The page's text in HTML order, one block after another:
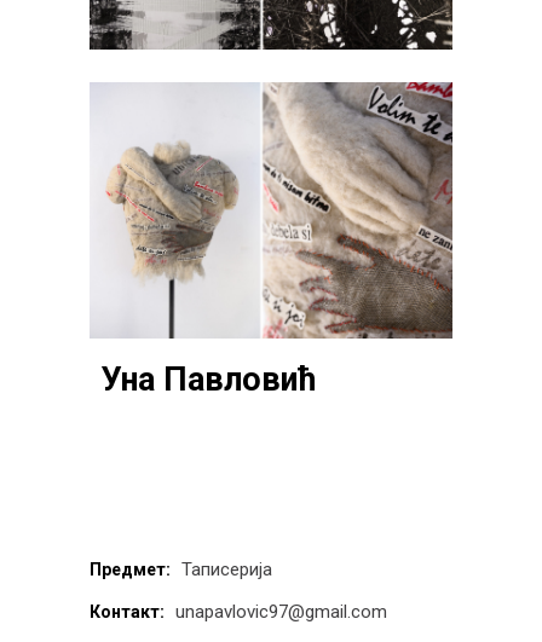
Уна Павловић
Предмет: Таписерија
Контакт:
unapavlovic97@gmail.com